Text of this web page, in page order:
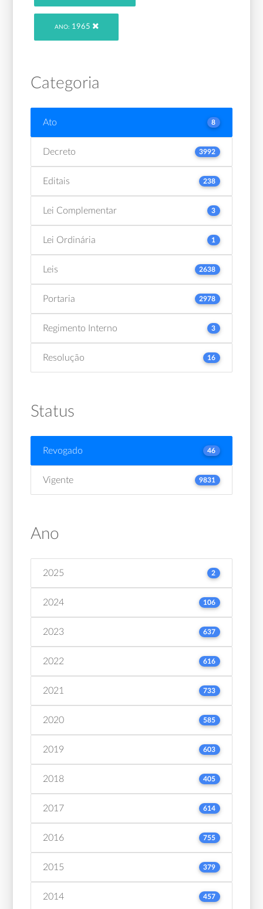
ANO: 1965
Categoria
Ato 8
Decreto 3992
Editais 238
Lei Complementar 3
Lei Ordinária 1
Leis 2638
Portaria 2978
Regimento Interno 3
Resolução 16
Status
Revogado 46
Vigente 9831
Ano
2025 2
2024 106
2023 637
2022 616
2021 733
2020 585
2019 603
2018 405
2017 614
2016 755
2015 379
2014 457